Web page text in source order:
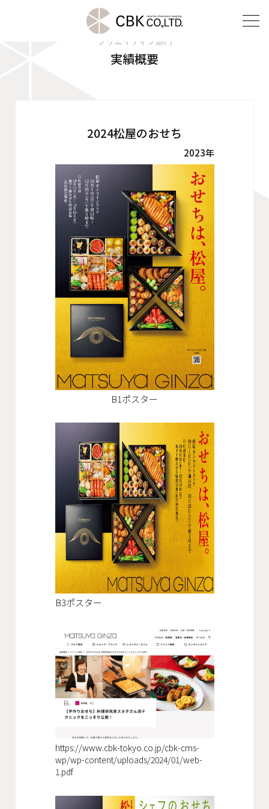
会社案内
企業理念
会社概要
沿革
役員一覧
組織図
グループ会社
アクセス
協力会社・スタッフ募集
お問い合わせ
クリエイティブ部門
実績概要
2024松屋のおせち
2023年
B1ポスター
B3ポスター
https://www.cbk-tokyo.co.jp/cbk-cms-
wp/wp-content/uploads/2024/01/web-
1.pdf